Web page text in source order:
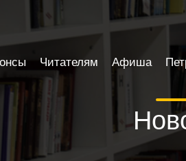
Читателям Афиша